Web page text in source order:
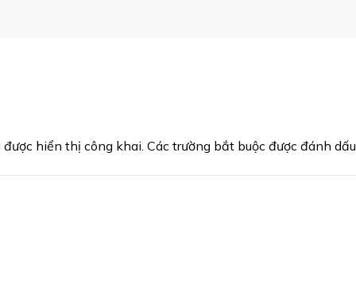
hiển thị công khai. Các trường bắt buộc được đánh dấu